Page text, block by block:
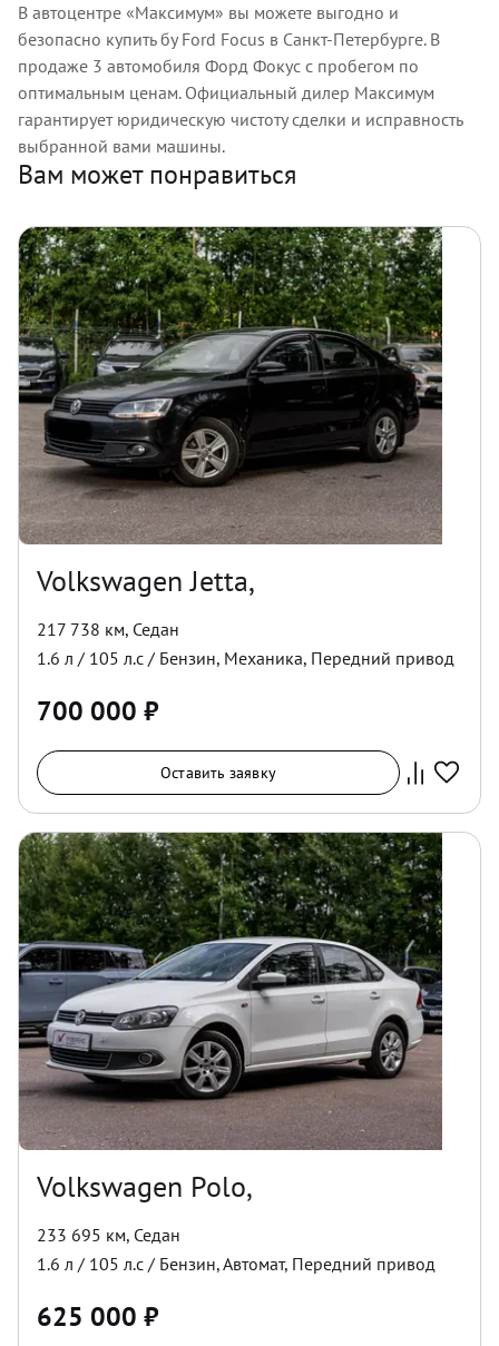
В автоцентре «Максимум» вы можете выгодно и
безопасно купить бу Ford Focus в Санкт-Петербурге. В
продаже 3 автомобиля Форд Фокус с пробегом по
оптимальным ценам. Официальный дилер Максимум
гарантирует юридическую чистоту сделки и исправность
выбранной вами машины.
Вам может понравиться
Volkswagen Jetta,
217 738 км, Седан
1.6 л / 105 л.с / Бензин, Механика, Передний привод
700 000 ₽
Оставить заявку
Volkswagen Polo,
233 695 км, Седан
1.6 л / 105 л.с / Бензин,Автомат, Передний привод
625 000 ₽